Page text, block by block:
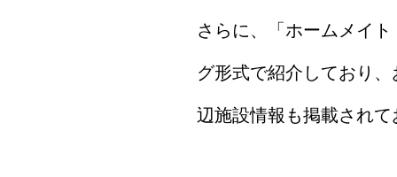
さらに、「ホームメイ
グ形式で紹介しており
辺施設情報も掲載され